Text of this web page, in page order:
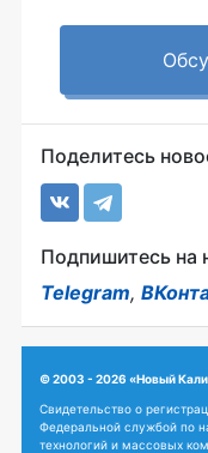
Поделитесь
Подпишитесь на
Telegram,
© 2003 - 2026 «Новый
Свидетельство о
Федеральной службой по
технологий и массовых